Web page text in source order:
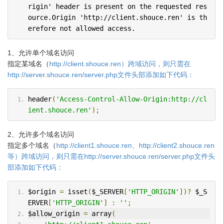
rigin' header is present on the requested res
ource.Origin 'http://client.shouce.ren' is th
erefore not allowed access.
1、允许单个域名访问
指定某域名（http://client.shouce.ren）跨域访问，则只需在
http://server.shouce.ren/server.php文件头部添加如下代码：
header( 'Access-Control-Allow-Origin:http://cl
ient.shouce.ren' );
2、允许多个域名访问
指定多个域名（http://client1.shouce.ren、http://client2.shouce.ren
等）跨域访问，则只需在http://server.shouce.ren/server.php文件头
部添加如下代码：
$origin = isset ($_SERVER[ 'HTTP_ORIGIN' ])? $_S
ERVER[ 'HTTP_ORIGIN' ] : '' ;
$allow_origin = array(